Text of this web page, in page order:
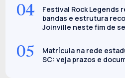
04
Festival Rock Legends
bandas e estrutura
Joinville neste fim de
05
Matrícula na rede
SC: veja prazos e